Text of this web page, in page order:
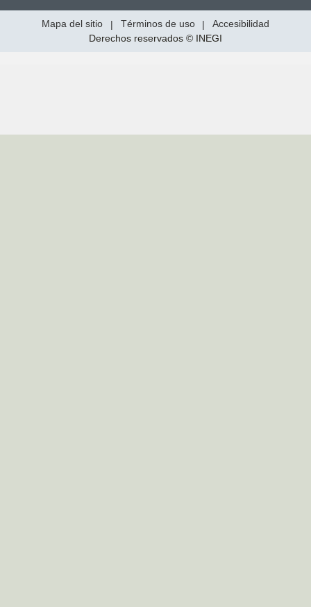
Mapa del sitio | Términos de uso |
Accesibilidad
Derechos reservados © INEGI